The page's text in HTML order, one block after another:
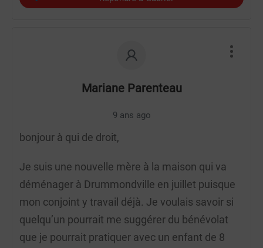
Mariane Parenteau
9 ans ago
bonjour à qui de droit,
Je suis une nouvelle mère à la maison qui va
déménager à Drummondville en juillet puisque
mon conjoint y travail déjà. Je voulais savoir si
quelqu’un pourrait me suggérer du bénévolat
que je pourrait pratiquer avec un enfant de 8